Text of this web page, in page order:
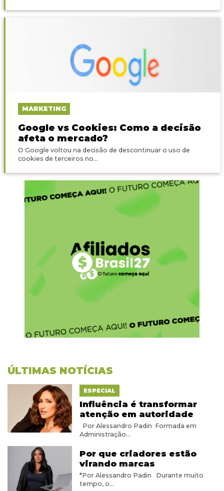
MARKETING
Google vs Cookies: Como a decisão
afeta o mercado?
O Google voltou na decisão de descontinuar o uso de
cookies de terceiros no...
ÚLTIMAS NOTÍCIAS
ESPECIAL
Influência é transformar
atenção em autoridade
Por Alessandro Padin Formada em
Administração...
Por que criadores estão
virando marcas
*Por Alessandro Padin Durante muito
tempo, o...